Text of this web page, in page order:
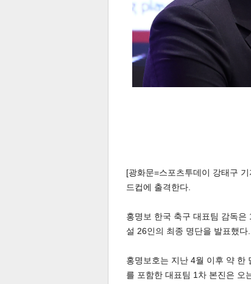
[광화문=스포츠투데이 강태구
드컵에 출격한다.
홍명보 한국 축구 대표팀 감독
설 26인의 최종 명단을 발표했다.
홍명보호는 지난 4월 이후 약 한
를 포함한 대표팀 1차 본진은 오